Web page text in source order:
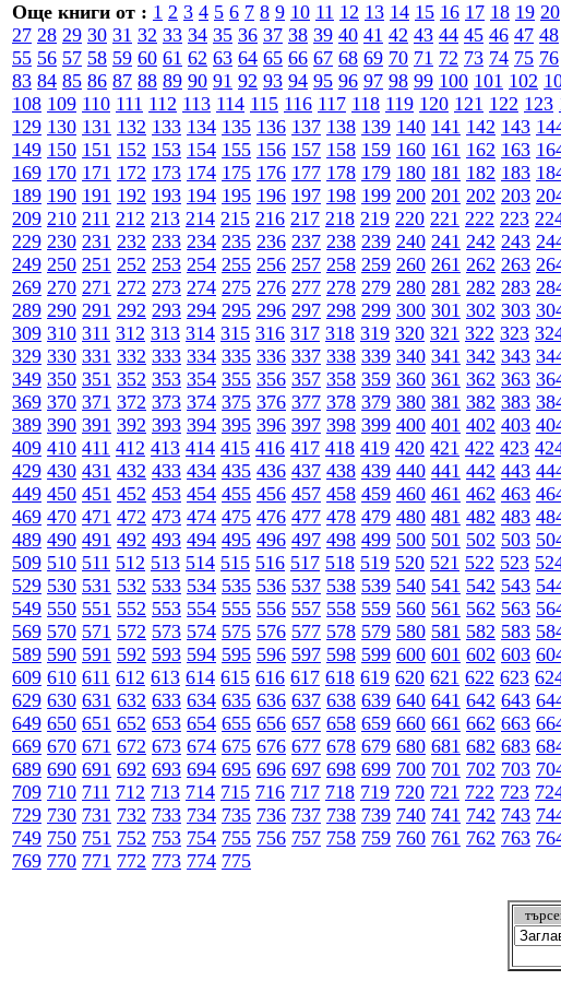
Още книги от : 1 2 3 4 5 6 7 8 9 10 11 12 13 14 15 16 17 18 19 20
27 28 29 30 31 32 33 34 35 36 37 38 39 40 41 42 43 44 45 46 47 48
55 56 57 58 59 60 61 62 63 64 65 66 67 68 69 70 71 72 73 74 75 76
83 84 85 86 87 88 89 90 91 92 93 94 95 96 97 98 99 100 101 102
108 109 110 111 112 113 114 115 116 117 118 119 120 121 122 123
129 130 131 132 133 134 135 136 137 138 139 140 141 142 143
149 150 151 152 153 154 155 156 157 158 159 160 161 162 163
169 170 171 172 173 174 175 176 177 178 179 180 181 182 183
189 190 191 192 193 194 195 196 197 198 199 200 201 202 203
209 210 211 212 213 214 215 216 217 218 219 220 221 222 223
229 230 231 232 233 234 235 236 237 238 239 240 241 242 243
249 250 251 252 253 254 255 256 257 258 259 260 261 262 263
269 270 271 272 273 274 275 276 277 278 279 280 281 282 283
289 290 291 292 293 294 295 296 297 298 299 300 301 302 303
309 310 311 312 313 314 315 316 317 318 319 320 321 322 323
329 330 331 332 333 334 335 336 337 338 339 340 341 342 343
349 350 351 352 353 354 355 356 357 358 359 360 361 362 363
369 370 371 372 373 374 375 376 377 378 379 380 381 382 383
389 390 391 392 393 394 395 396 397 398 399 400 401 402 403
409 410 411 412 413 414 415 416 417 418 419 420 421 422 423
429 430 431 432 433 434 435 436 437 438 439 440 441 442 443
449 450 451 452 453 454 455 456 457 458 459 460 461 462 463
469 470 471 472 473 474 475 476 477 478 479 480 481 482 483
489 490 491 492 493 494 495 496 497 498 499 500 501 502 503
509 510 511 512 513 514 515 516 517 518 519 520 521 522 523
529 530 531 532 533 534 535 536 537 538 539 540 541 542 543
549 550 551 552 553 554 555 556 557 558 559 560 561 562 563
569 570 571 572 573 574 575 576 577 578 579 580 581 582 583
589 590 591 592 593 594 595 596 597 598 599 600 601 602 603
609 610 611 612 613 614 615 616 617 618 619 620 621 622 623
629 630 631 632 633 634 635 636 637 638 639 640 641 642 643
649 650 651 652 653 654 655 656 657 658 659 660 661 662 663
669 670 671 672 673 674 675 676 677 678 679 680 681 682 683
689 690 691 692 693 694 695 696 697 698 699 700 701 702 703
709 710 711 712 713 714 715 716 717 718 719 720 721 722 723
729 730 731 732 733 734 735 736 737 738 739 740 741 742 743
749 750 751 752 753 754 755 756 757 758 759 760 761 762 763
769 770 771 772 773 774 775